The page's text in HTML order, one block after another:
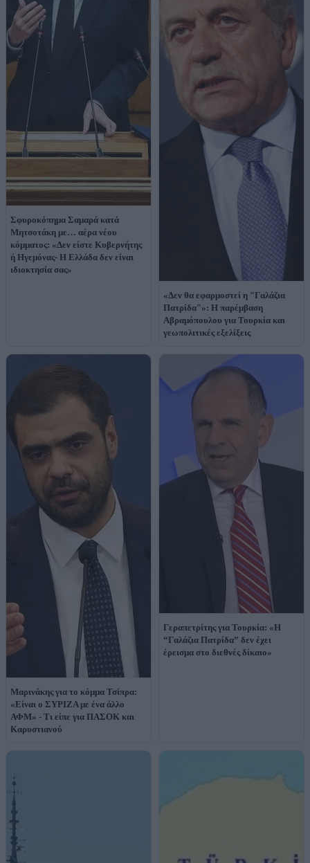
Σφυροκόπημα Σαμαρά κατά
Μητσοτάκη με… αέρα νέου
κόμματος: «Δεν είστε Κυβερνήτης
ή Ηγεμόνας- Η Ελλάδα δεν είναι
ιδιοκτησία σας»
«Δεν θα εφαρμοστεί η "Γαλάζια
Πατρίδα"»: Η παρέμβαση
Αβραμόπουλου για Τουρκία και
γεωπολιτικές εξελίξεις
Μαρινάκης για το κόμμα Τσίπρα:
«Είναι ο ΣΥΡΙΖΑ με ένα άλλο
ΑΦΜ» - Τι είπε για ΠΑΣΟΚ και
Καρυστιανού
Γεραπετρίτης για Τουρκία: «Η
“Γαλάζια Πατρίδα” δεν έχει
έρεισμα στο διεθνές δίκαιο»